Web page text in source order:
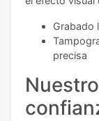
Grabado
precisa